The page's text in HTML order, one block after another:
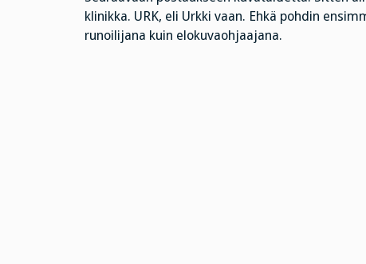
klinikka. URK, eli Urkki vaan. Ehkä pohdin
runoilijana kuin elokuvaohjaajana.